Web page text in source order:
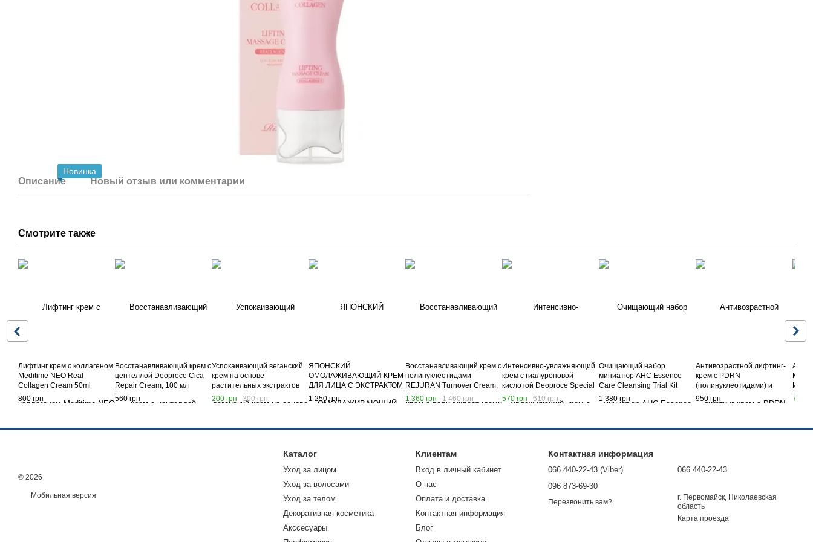
Новинка
Описание Новый отзыв или комментарий
Смотрите также
Лифтинг крем с коллагеном
Meditime NEO Real
Collagen Cream 50ml
800 грн
Восстанавливающий крем с
центеллой Deoproce Cica
Repair Cream, 100 мл
560 грн
Успокаивающий веганский
крем на основе
растительных экстрактов
Deoproce Real Fresh Vegan
Intensive Soothing Cream,
200 грн 300 грн
ЯПОНСКИЙ
ОМОЛАЖИВАЮЩИЙ КРЕМ
ДЛЯ ЛИЦА С ЭКСТРАКТОМ
ЧЕРНОЙ РОЗЫ – ЛАСТИК
ОТ МОРЩИН FARIS
1 250 грн
Восстанавливающий крем с
полинуклеотидами
REJURAN Turnover Cream,
50 мл
1 360 грн 1 460 грн
Интенсивно-увлажняющий
крем с гиалуроновой
кислотой Deoproce Special
Water Plus Cream, 100 мл
570 грн 610 грн
Очищающий набор
миниатюр AHC Essence
Care Cleansing Trial Kit
(Oil+Water+Foam)
1 380 грн
Антивозрастной лифтинг-
крем с PDRN
(полинуклеотидами) и
экзосомами Medi-Peel Phyto
Exosome PDRN Lifting Shot
950 грн 780
© 2026
Мобильная версия
Каталог
Уход за лицом
Уход за волосами
Уход за телом
Декоративная косметика
Акссесуары
Клиентам
Вход в личный кабинет
О нас
Оплата и доставка
Контактная информация
Блог
Контактная информация
066 440-22-43 (Viber)
096 873-69-30
Перезвонить вам?
066 440-22-43
г. Первомайск, Николаевская
область
Карта проезда